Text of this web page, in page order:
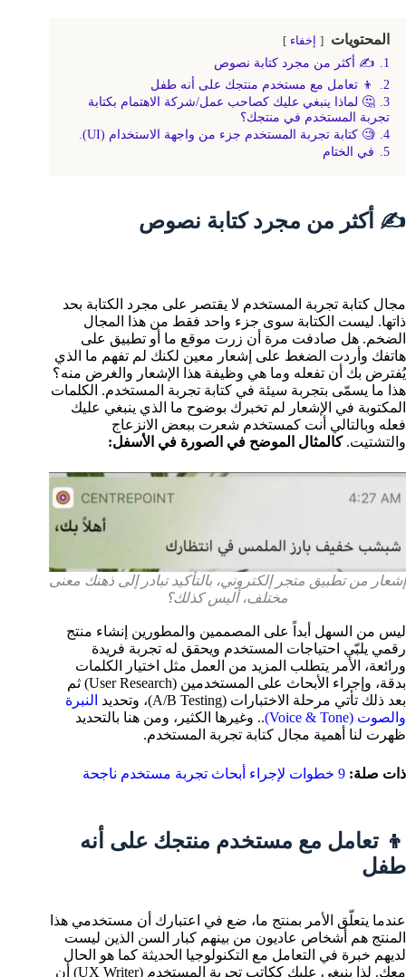
المحتويات إخفاء
1.
✍️ أكثر من مجرد كتابة نصوص
2.
👦 تعامل مع مستخدم منتجك على أنه طفل
3.
🤔 لماذا ينبغي عليك كصاحب عمل/شركة الاهتمام بكتابة
تجربة المستخدم في منتجك؟
4.
🧐 كتابة تجربة المستخدم جزء من واجهة الاستخدام (UI).
5.
في الختام
✍️ أكثر من مجرد كتابة نصوص
مجال كتابة تجربة المستخدم لا يقتصر على مجرد الكتابة بحد
ذاتها. ليست الكتابة سوى جزء واحد فقط من هذا المجال
الضخم. هل صادفت مرة أن زرت موقع ما أو تطبيق على
هاتفك وأردت الضغط على إشعار معين لكنك لم تفهم ما الذي
يُفترض بك أن تفعله وما هي وظيفة هذا الإشعار والغرض منه؟
هذا ما يسمّى بتجربة سيئة في كتابة تجربة المستخدم. الكلمات
المكتوبة في الإشعار لم تخبرك بوضوح ما الذي ينبغي عليك
فعله وبالتالي أنت كمستخدم شعرت ببعض الانزعاج
والتشتيت.كالمثال الموضح في الصورة في الأسفل:
إشعار من تطبيق متجر إلكتروني، بالتأكيد تبادر إلى ذهنك معنى
مختلف، أليس كذلك؟
ليس من السهل أبداً على المصممين والمطورين إنشاء منتج
رقمي يلبّي احتياجات المستخدم ويحقق له تجربة فريدة
ورائعة، الأمر يتطلب المزيد من العمل مثل اختيار الكلمات
بدقة، وإجراء الأبحاث على المستخدمين (User Research) ثم
بعد ذلك تأتي مرحلة الاختبارات (A/B Testing)، وتحديد
النبرة
والصوت (Voice & Tone)
.. وغيرها الكثير، ومن هنا بالتحديد
ظهرت لنا أهمية مجال كتابة تجربة المستخدم.
ذات صلة: 9 خطوات لإجراء أبحاث تجربة مستخدم ناجحة
👦 تعامل مع مستخدم منتجك على أنه
طفل
عندما يتعلّق الأمر بمنتج ما، ضع في اعتبارك أن مستخدمي هذا
المنتج هم أشخاص عاديون من بينهم كبار السن الذين ليست
لديهم خبرة في التعامل مع التكنولوجيا الحديثة كما هو الحال
معك. لذا ينبغي عليك ككاتب تجربة المستخدم (UX Writer) أن